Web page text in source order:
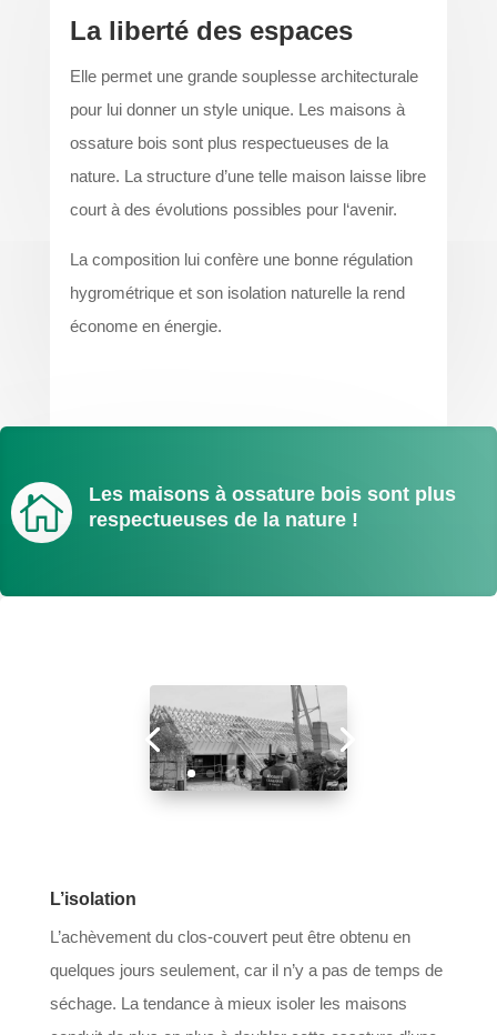
La liberté des espaces
Elle permet une grande souplesse architecturale
pour lui donner un style unique. Les maisons à
ossature bois sont plus respectueuses de la
nature. La structure d’une telle maison laisse libre
court à des évolutions possibles pour l‘avenir.
La composition lui confère une bonne régulation
hygrométrique et son isolation naturelle la rend
économe en énergie.

Les maisons à ossature bois sont plus
respectueuses de la nature !
L’isolation
L’achèvement du clos-couvert peut être obtenu en
quelques jours seulement, car il n’y a pas de temps de
séchage. La tendance à mieux isoler les maisons